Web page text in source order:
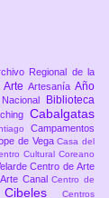
Regional de la
Arte ArtesaníaAño
Biblioteca
Cabalgatas
Campamentos
de VegaCasa del
Cultural Coreano
Centro de Arte
Arte CanalCentro de
Cibeles
Centros